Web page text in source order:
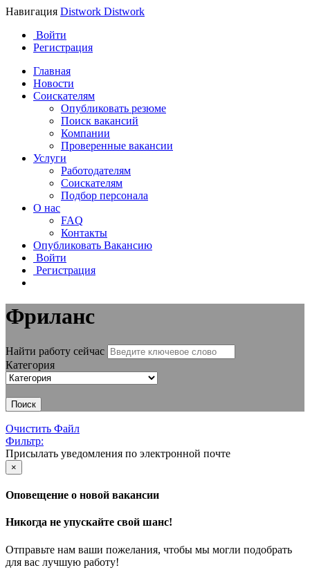
Навигация Distwork Distwork
Войти
Регистрация
Главная
Новости
Соискателям
Опубликовать резюме
Поиск вакансий
Компании
Проверенные вакансии
Услуги
Работодателям
Соискателям
Подбор персонала
О нас
FAQ
Контакты
Опубликовать Вакансию
Войти
Регистрация
Фриланс
Найти работу сейчас
Категория
Поиск
Очистить Файл
Фильтр:
Присылать уведомления по электронной почте
×
Оповещение о новой вакансии
Никогда не упускайте свой шанс!
Отправьте нам ваши пожелания, чтобы мы могли подобрать
для вас лучшую работу!